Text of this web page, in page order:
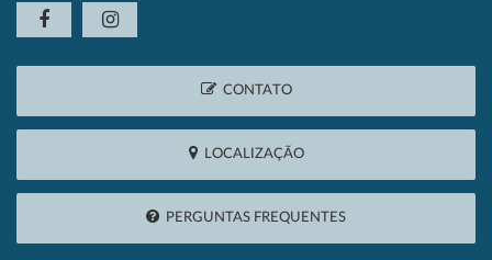
CONTATO
LOCALIZAÇÃO
PERGUNTAS FREQUENTES